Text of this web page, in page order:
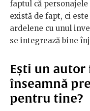
faptul că
există de fapt, ci
ardelene cu unul
se integrează bine
Ești un autor
înseamnă
pentru tine?